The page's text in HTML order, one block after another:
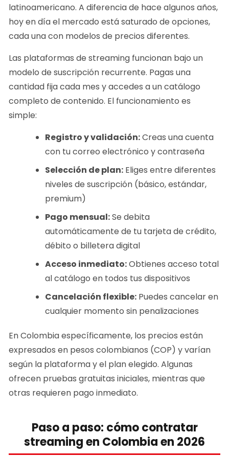
latinoamericano. A diferencia de hace algunos años,
hoy en día el mercado está saturado de opciones,
cada una con modelos de precios diferentes.
Las plataformas de streaming funcionan bajo un
modelo de suscripción recurrente. Pagas una
cantidad fija cada mes y accedes a un catálogo
completo de contenido. El funcionamiento es
simple:
Registro y validación:Creas una cuenta
con tu correo electrónico y contraseña
Selección de plan: Eliges entre diferentes
niveles de suscripción (básico, estándar,
premium)
Pago mensual:Se debita
automáticamente de tu tarjeta de crédito,
débito o billetera digital
Acceso inmediato:Obtienes acceso total
al catálogo en todos tus dispositivos
Cancelación flexible: Puedes cancelar en
cualquier momento sin penalizaciones
En Colombia específicamente, los precios están
expresados en pesos colombianos (COP) y varían
según la plataforma y el plan elegido. Algunas
ofrecen pruebas gratuitas iniciales, mientras que
otras requieren pago inmediato.
Paso a paso: cómo contratar
streaming en Colombia en 2026